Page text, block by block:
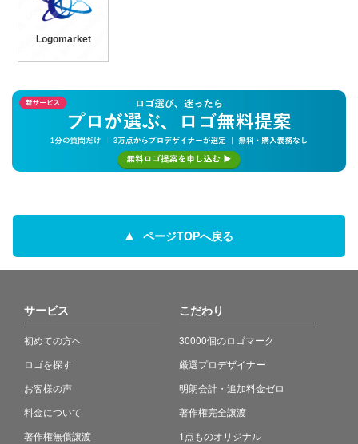
Logomarket
ページTOPへ戻る
サービス
初めての方へ
ロゴを探す
お客様の声
料金について
著作権無償譲渡
こだわり
30000個のロゴマーク
厳選プロデザイナー
明朗会計・追加料金ゼロ
著作権完全譲渡
1点ものオリジナル